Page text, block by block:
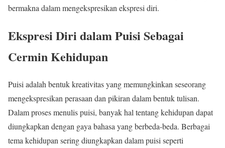
bermakna dalam mengekspresikan ekspresi diri.
Ekspresi Diri dalam Puisi Sebagai
Cermin Kehidupan
Puisi adalah bentuk kreativitas yang memungkinkan seseorang
mengekspresikan perasaan dan pikiran dalam bentuk tulisan.
Dalam proses menulis puisi, banyak hal tentang kehidupan dapat
diungkapkan dengan gaya bahasa yang berbeda-beda. Berbagai
tema kehidupan sering diungkapkan dalam puisi seperti